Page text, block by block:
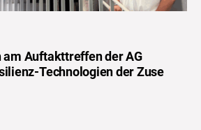
am Auftakttreffen der AG
Technologien der Zuse